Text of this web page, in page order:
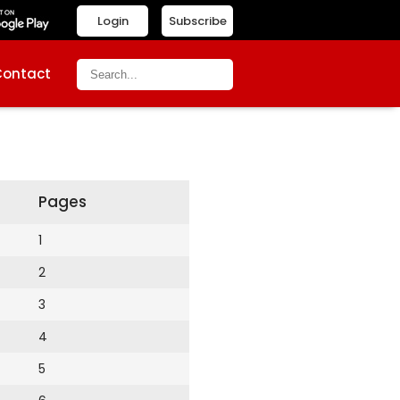
Subscribe
Login
Pages
1
2
3
4
5